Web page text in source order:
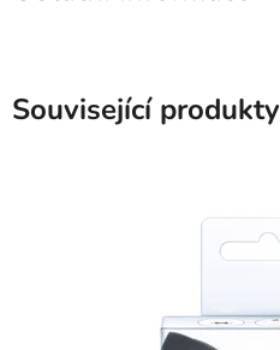
Související produkty